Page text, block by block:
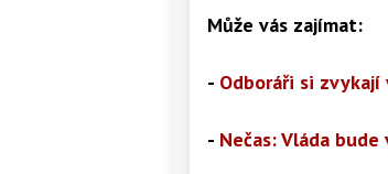
Může vás zajímat:
- Odboráři si
- Nečas: Vláda